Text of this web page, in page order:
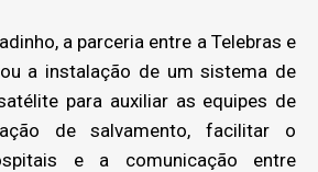
a parceria entre a Telebras e
a instalação de um sistema de
para auxiliar as equipes de
de salvamento, facilitar o
e a comunicação entre